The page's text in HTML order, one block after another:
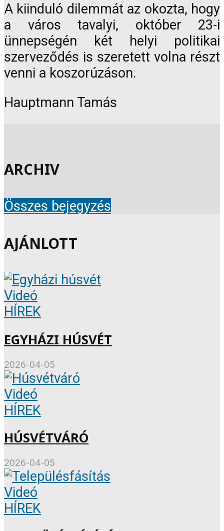
A kiinduló dilemmát az okozta, hogy
a város tavalyi, október 23-i
ünnepségén két helyi politikai
szerveződés is szeretett volna részt
venni a koszorúzáson.
Hauptmann Tamás
ARCHIV
Összes bejegyzés
AJÁNLOTT
Videó
HÍREK
EGYHÁZI HÚSVÉT
2026-04-05
Videó
HÍREK
HÚSVÉTVÁRÓ
2026-04-05
Videó
HÍREK